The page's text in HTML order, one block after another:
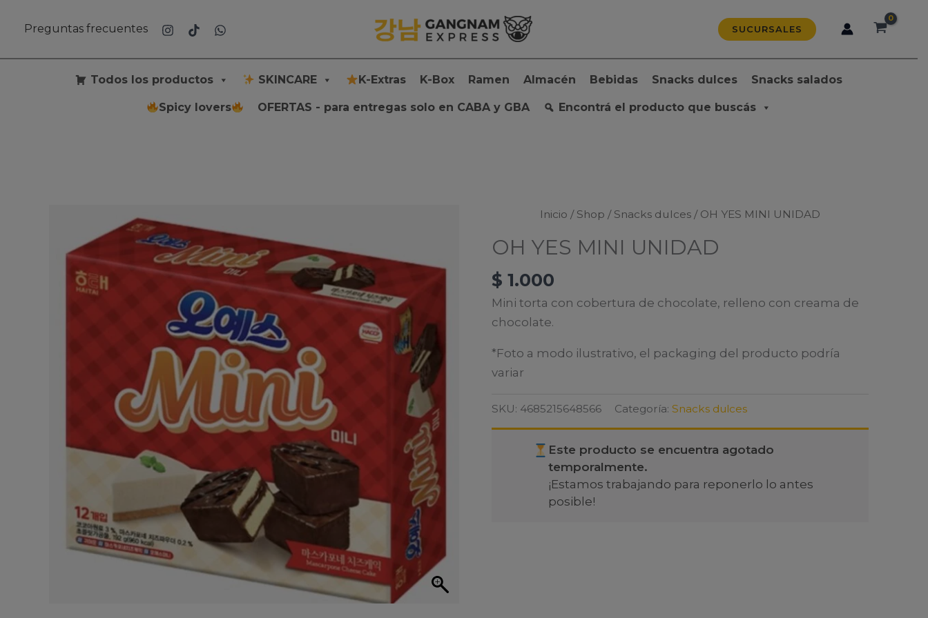
Preguntas frecuentes SUCURSALES
Todos los productos SKINCARE K-Extras K-Box Ramen Almacén Bebidas Snacks dulces Snacks salados
Spicy lovers OFERTAS - para entregas solo en CABA y GBA Encontrá el producto que buscás
Inicio / Shop / Snacks dulces/ OH YES MINI UNIDAD
OH YES MINI UNIDAD
$ 1.000
Mini torta con cobertura de chocolate, relleno con creama de
chocolate.
*Foto a modo ilustrativo, el packaging del producto podría
variar
SKU: 4685215648566 Categoría: Snacks dulces
Este producto se encuentra agotado
temporalmente.
¡Estamos trabajando para reponerlo lo antes
posible!